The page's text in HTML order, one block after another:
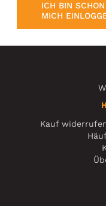
ICH BIN
MICH
Kauf